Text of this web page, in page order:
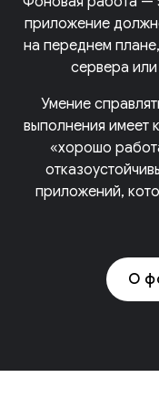
приложение
на переднем
сервера
Умение
выполнения имеет
«хорошо
приложений,
О